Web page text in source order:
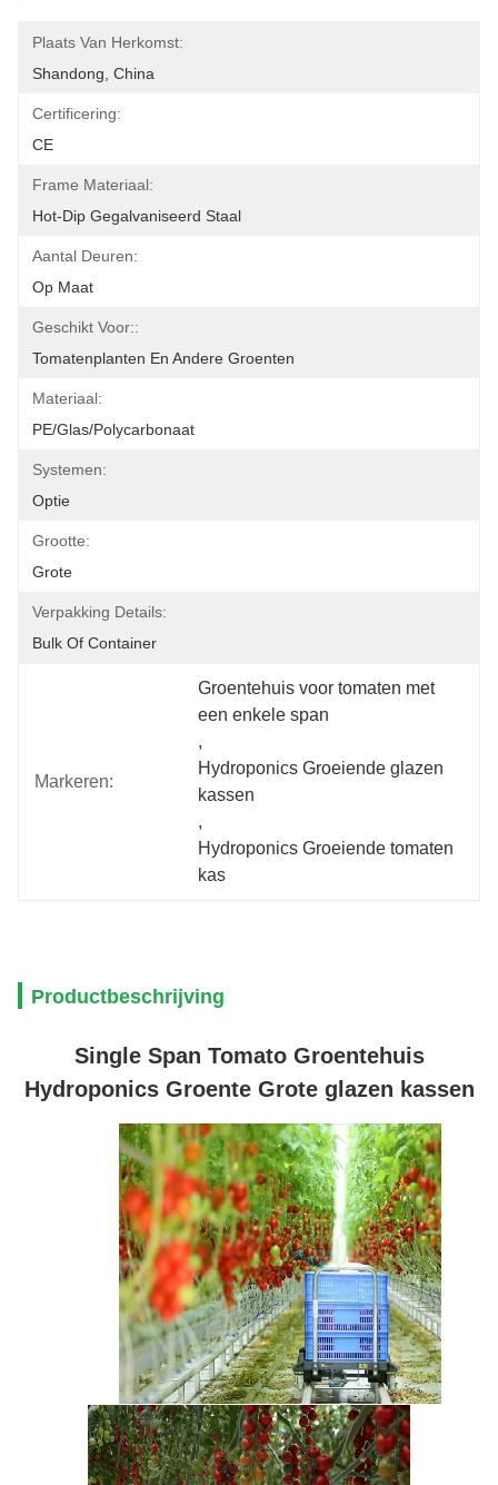
Plaats Van Herkomst:
Shandong, China
Certificering:
CE
Frame Materiaal:
Hot-Dip Gegalvaniseerd Staal
Aantal Deuren:
Op Maat
Geschikt Voor::
Tomatenplanten En Andere Groenten
Materiaal:
PE/glas/polycarbonaat
Systemen:
Optie
Grootte:
Grote
Verpakking Details:
Bulk Of Container
Markeren:
Groentehuis voor tomaten met
een enkele span
,
Hydroponics Groeiende glazen
kassen
,
Hydroponics Groeiende tomaten
kas
Productbeschrijving
Single Span Tomato Groentehuis
Hydroponics Groente Grote glazen kassen